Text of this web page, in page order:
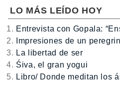
LO MÁS LEÍDO HOY
Entrevista con Gopala:
Impresiones de un
La libertad de ser
Śiva, el gran yogui
Libro/ Donde meditan los